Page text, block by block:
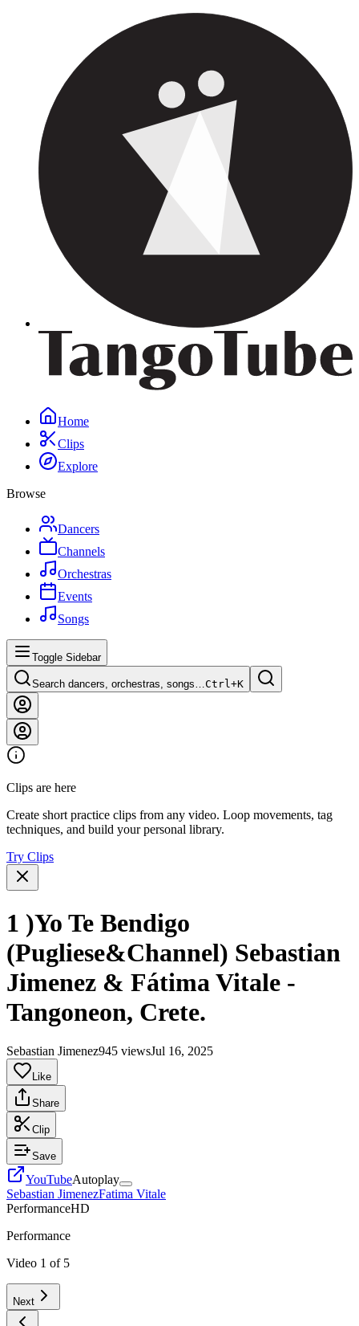
Home
Clips
Explore
Browse
Dancers
Channels
Orchestras
Events
Songs
Toggle Sidebar
Search dancers, orchestras, songs…Ctrl+K
Clips are here
Create short practice clips from any video. Loop movements, tag
techniques, and build your personal library.
Try Clips
1 )Yo Te Bendigo
(Pugliese&Channel) Sebastian
Jimenez & Fátima Vitale -
Tangoneon, Crete.
Sebastian Jimenez945 viewsJul 16, 2025
Like
Share
Clip
Save
YouTubeAutoplay
Sebastian JimenezFatima Vitale
PerformanceHD
Performance
Video 1 of 5
Next